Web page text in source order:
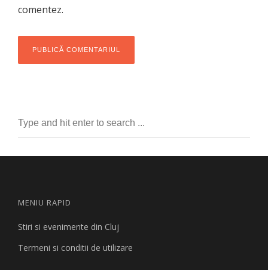
comentez.
MENIU RAPID
Stiri si evenimente din Cluj
Termeni si conditii de utilizare